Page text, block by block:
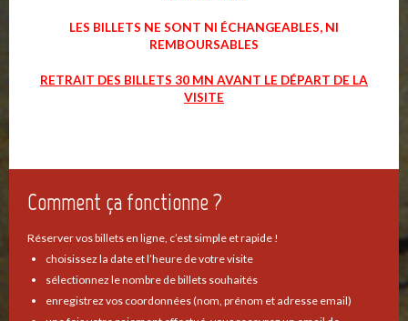
LES BILLETS NE SONT NI ÉCHANGEABLES, NI
REMBOURSABLES
RETRAIT DES BILLETS 30 MN AVANT LE DÉPART DE LA
VISITE
Comment ça fonctionne ?
Réserver vos billets en ligne, c’est simple et rapide !
choisissez la date et l’heure de votre visite
sélectionnez le nombre de billets souhaités
enregistrez vos coordonnées (nom, prénom et adresse email)